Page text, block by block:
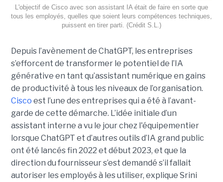
L'objectif de Cisco avec son assistant IA était de faire en sorte que
tous les employés, quelles que soient leurs compétences techniques,
puissent en tirer parti. (Crédit S.L.)
Depuis l’avènement de ChatGPT, les entreprises
s’efforcent de transformer le potentiel de l’IA
générative en tant qu’assistant numérique en gains
de productivité à tous les niveaux de l’organisation.
Cisco est l’une des entreprises qui a été à l’avant-
garde de cette démarche. L’idée initiale d’un
assistant interne a vu le jour chez l'équipementier
lorsque ChatGPT et d’autres outils d’IA grand public
ont été lancés fin 2022 et début 2023, et que la
direction du fournisseur s’est demandé s’il fallait
autoriser les employés à les utiliser, explique Srini